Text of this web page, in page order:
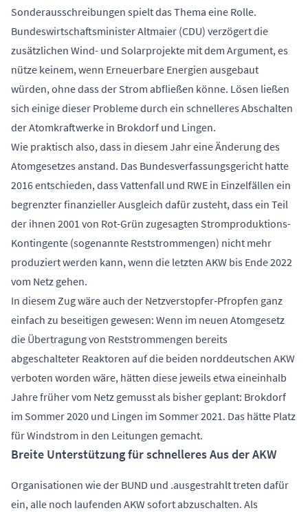
Sonderausschreibungen spielt das Thema eine Rolle.
Bundeswirtschaftsminister Altmaier (CDU) verzögert die
zusätzlichen Wind- und Solarprojekte mit dem Argument, es
nütze keinem, wenn Erneuerbare Energien ausgebaut
würden, ohne dass der Strom abfließen könne. Lösen ließen
sich einige dieser Probleme durch ein schnelleres Abschalten
der Atomkraftwerke in Brokdorf und Lingen.
Wie praktisch also, dass in diesem Jahr eine Änderung des
Atomgesetzes anstand. Das Bundesverfassungsgericht hatte
2016 entschieden, dass Vattenfall und RWE in Einzelfällen ein
begrenzter finanzieller Ausgleich dafür zusteht, dass ein Teil
der ihnen 2001 von Rot-Grün zugesagten Stromproduktions-
Kontingente (sogenannte Reststrommengen) nicht mehr
produziert werden kann, wenn die letzten AKW bis Ende 2022
vom Netz gehen.
In diesem Zug wäre auch der Netzverstopfer-Pfropfen ganz
einfach zu beseitigen gewesen: Wenn im neuen Atomgesetz
die Übertragung von Reststrommengen bereits
abgeschalteter Reaktoren auf die beiden norddeutschen AKW
verboten worden wäre, hätten diese jeweils etwa eineinhalb
Jahre früher vom Netz gemusst als bisher geplant: Brokdorf
im Sommer 2020 und Lingen im Sommer 2021. Das hätte Platz
für Windstrom in den Leitungen gemacht.
Breite Unterstützung für schnelleres Aus der AKW
Organisationen wie der BUND und .ausgestrahlt treten dafür
ein, alle noch laufenden AKW sofort abzuschalten. Als